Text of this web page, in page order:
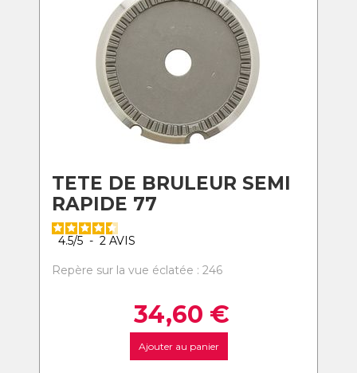
TETE DE BRULEUR SEMI
RAPIDE 77
4.5/5 - 2 AVIS
Repère sur la vue éclatée : 246
34,60 €
Ajouter au panier